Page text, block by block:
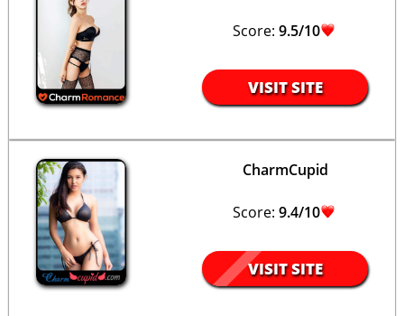
Score: 9.5/10
VISIT SITE
CharmCupid
Score: 9.4/10
VISIT SITE